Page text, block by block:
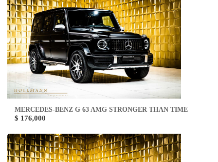
MERCEDES-BENZ G 63 AMG STRONGER THAN TIME
$ 176,000